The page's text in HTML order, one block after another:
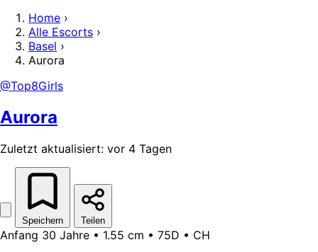
Home ›
Alle Escorts ›
Basel ›
Aurora
@Top8Girls
Aurora
Zuletzt aktualisiert: vor 4 Tagen
Speichern Teilen
Anfang 30 Jahre • 1.55 cm • 75D • CH